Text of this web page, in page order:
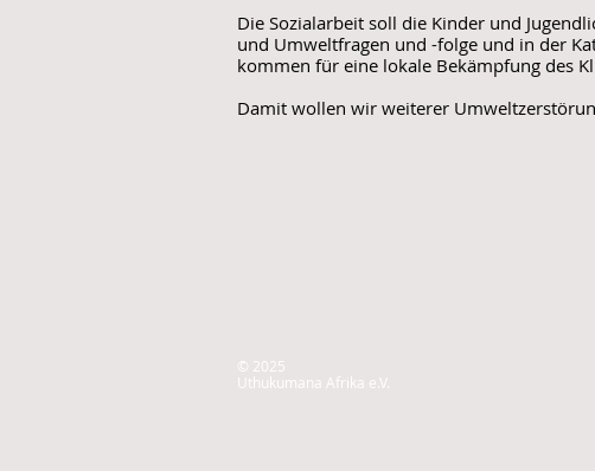
Die Sozialarbeit soll die Kinder und
und Umweltfragen und -folge und in der
kommen für eine lokale Bekämpfung des
Damit wollen wir weiterer
© 2025
Uthukumana Afrika e.V.